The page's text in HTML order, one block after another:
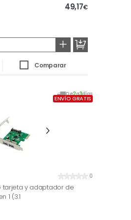
49,17€
+
Comparar
De2a3días
ENVÍO GRATIS
0
tarjeta y adaptador de
1 (3.1